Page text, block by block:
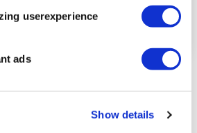
userexperience
ads
Show details
behalten Sie diesen Winkel
Taping-Routine bei.